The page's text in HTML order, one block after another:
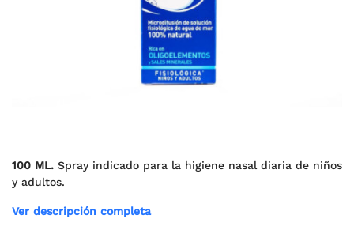
100 ML. Spray indicado para la higiene nasal diaria de niños
y adultos.
Ver descripción completa